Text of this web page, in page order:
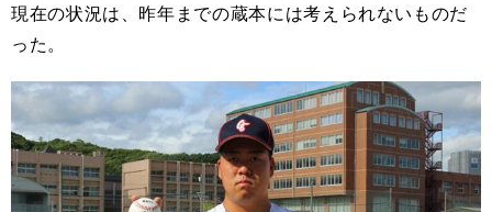
現在の状況は、昨年までの蔵本には考えられないものだ
った。